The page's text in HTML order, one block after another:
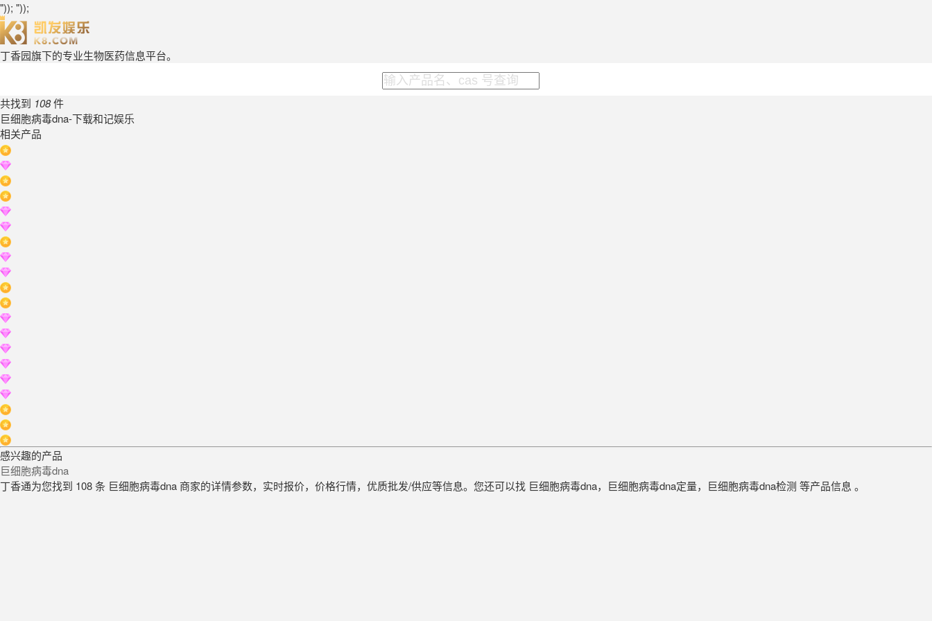
")); "));
丁香园旗下的专业生物医药信息平台。
共找到 108件
巨细胞病毒dna-下载和记娱乐
相关产品
感兴趣的产品
巨细胞病毒dna
丁香通为您找到 108 条 巨细胞病毒dna 商家的详情参数，实时报价，价格行情，优质批发/供应等信息。您还可以找 巨细胞病毒dna，巨细胞病毒dna定量，巨细胞病毒dna检测 等产品信息 。